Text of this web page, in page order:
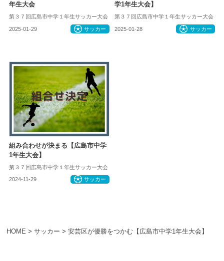
HOME > サッカー > 安芸区が優勝をつかむ【広島市中学1年生大会】
年生大会
第３７回広島市中学１年生サッカー大会
2025-01-29 サッカー
学1年生大会】
第３７回広島市中学１年生サッカー大会
2025-01-28 サッカー
組み合わせが決まる【広島市中学
1年生大会】
第３７回広島市中学１年生サッカー大会
2024-11-29 サッカー